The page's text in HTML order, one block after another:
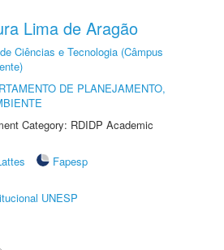
Lima de Aragão
Ciências e Tecnologia (Câmpus
DE PLANEJAMENTO,
Category: RDIDP Academic
Fapesp
UNESP